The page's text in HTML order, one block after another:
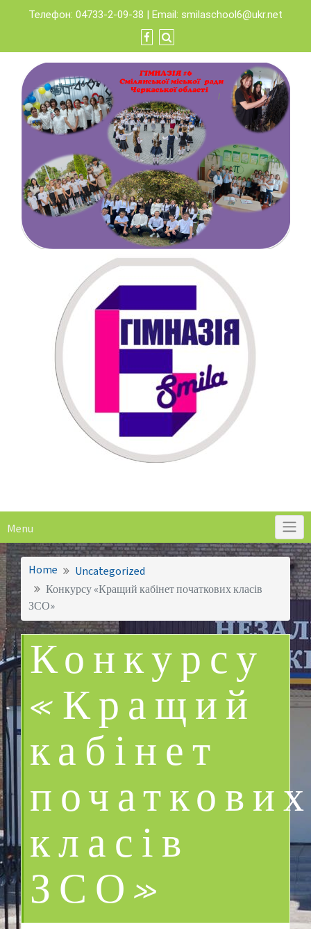
content
Телефон: 04733-2-09-38 | Email: smilaschool6@ukr.net
Menu
Home
Uncategorized
Конкурсу «Кращий кабінет початкових класів
ЗСО»
Конкурсу
«Кращий
кабінет
класів
ЗСО»